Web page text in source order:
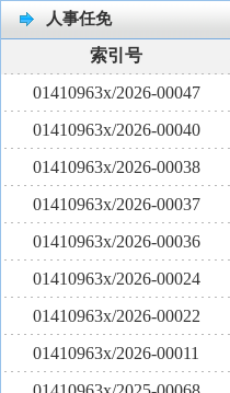
人事任免
索引号
01410963x/2026-00047
01410963x/2026-00040
01410963x/2026-00038
01410963x/2026-00037
01410963x/2026-00036
01410963x/2026-00024
01410963x/2026-00022
01410963x/2026-00011